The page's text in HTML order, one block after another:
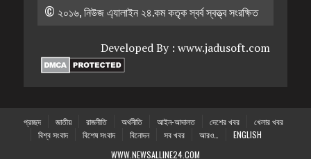
© ২০১৬, নিউজ এ্যালাইন ২৪.কম কতৃক স্বর্ব স্বত্ত্ব সংরক্ষিত
Developed By :www.jadusoft.com
প্রচ্ছদ জাতীয় রাজনীতি অর্থনীতি আইন-আদালত দেশের খবর
খেলার খবর
বিশ্ব সংবাদ
বিশেষ সংবাদ বিনোদন সব খবর আরও…
ENGLISH
WWW.NEWSALLINE24.COM